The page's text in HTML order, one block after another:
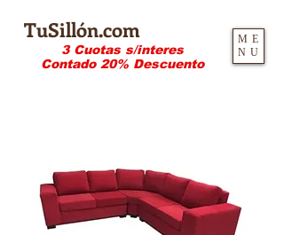
TuSillón.com
3 Cuotas s/interes
Contado 20% Descuento
ME
NU